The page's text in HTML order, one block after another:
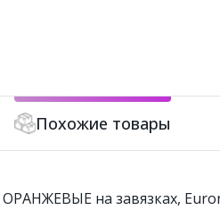
Похожие товары
на завязках,